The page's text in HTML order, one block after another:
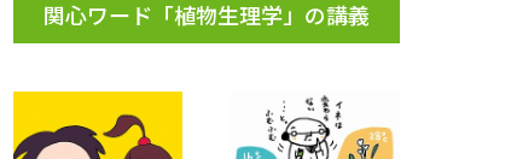
関心ワード「植物生理学」の講義